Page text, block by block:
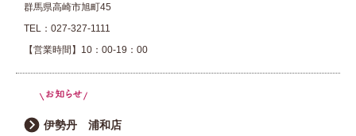
プレゼント・キャンペーン
メールニュース登録
群馬県高崎市旭町45
TEL： 027-327-1111
【営業時間】10：00-19：00
伊勢丹 浦和店